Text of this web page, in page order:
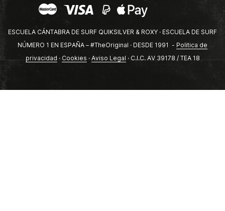
ESCUELA CÁNTABRA DE SURF QUIKSILVER & ROXY · ESCUELA DE SURF
NÚMERO 1 EN ESPAÑA – #TheOriginal · DESDE 1991 - Politica de
privacidad · Cookies · Aviso Legal · C.I.C. AV 39178 / TEA 18